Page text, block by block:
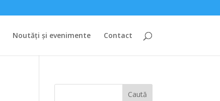
Noutăți și evenimente Contact
Caută